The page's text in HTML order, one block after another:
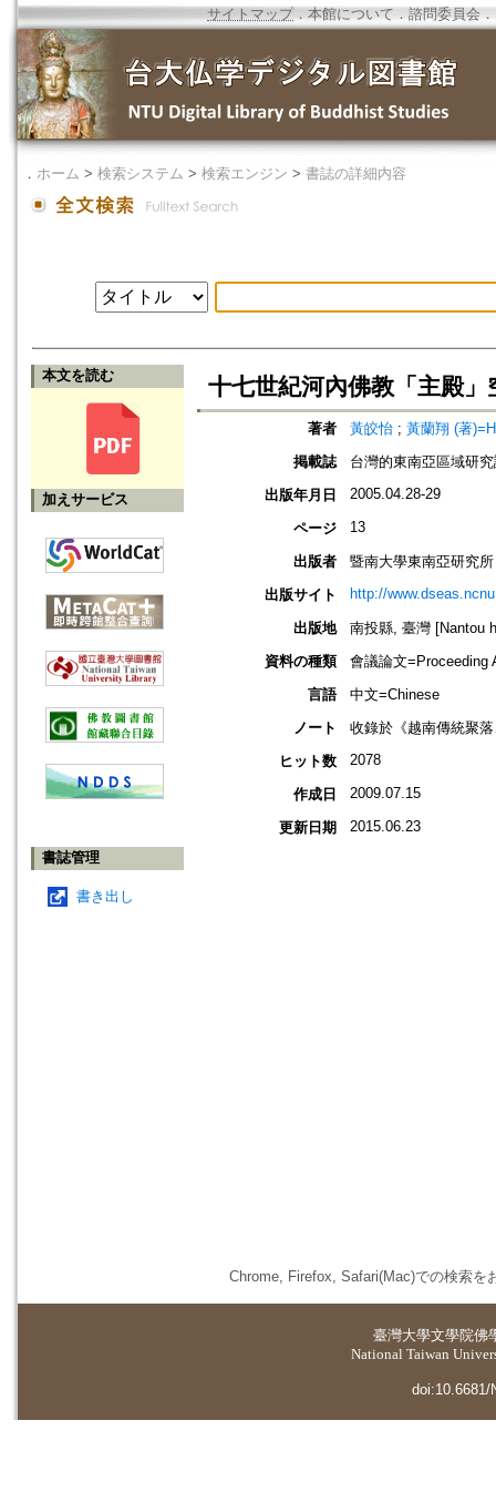
サイトマップ．本館について ． 諮問委員会 ．
． ホーム > 検索システム > 検索エンジン > 書誌の詳細内容
本文を読む
加えサービス
書誌管理
書き出し
十七世紀河內佛教「主殿」
著者 黃皎怡 ; 黃蘭翔 (著
掲載誌
台灣的東南亞區域研
出版年月日
2005.04.28-29
ページ 13
出版者
暨南大學東南亞研究所
出版サイト
http://
出版地
南投縣, 臺灣 [Nantou
資料の種類
會議論文=Proceeding
言語
中文=Chinese
ノート
收錄於《越南傳統聚
ヒット数
2078
作成日 2009.07.15
更新日期 2015.06.23
Chrome, Firefox, Safari(Mac)での検索を
臺灣大學文學院佛
National Taiwan
doi:10.6681/